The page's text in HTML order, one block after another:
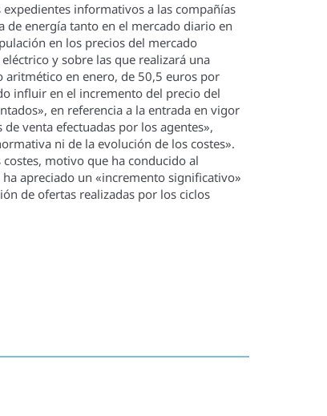
expedientes informativos a las compañí­as
de energí­a tanto en el mercado diario en
en los precios del mercado
y sobre las que realizará una
aritmético en enero, de 50,5 euros por
influir en el incremento del precio del
en referencia a la entrada en vigor
venta efectuadas por los agentes»,
ni de la evolución de los costes».
motivo que ha conducido al
apreciado un «incremento significativo»
de ofertas realizadas por los ciclos